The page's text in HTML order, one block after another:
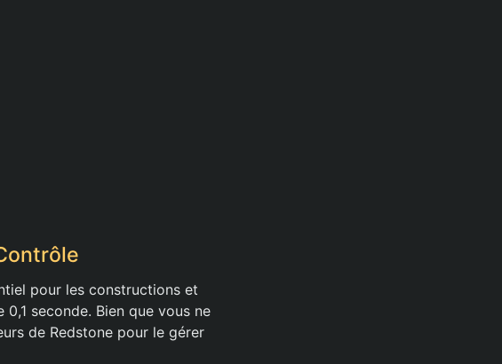
pour les constructions et
seconde. Bien que vous ne
de Redstone pour le gérer